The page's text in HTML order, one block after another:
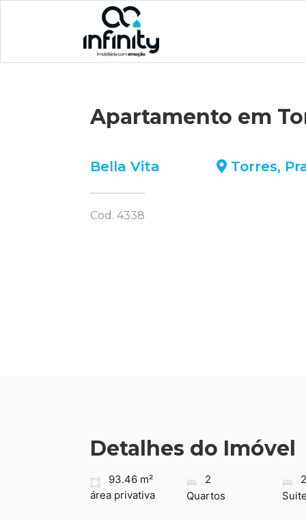
Apartamento em
Bella Vita Torres,
Cod. 4338
Detalhes do Imóvel
93.46 m²
área privativa
2
Quartos
2